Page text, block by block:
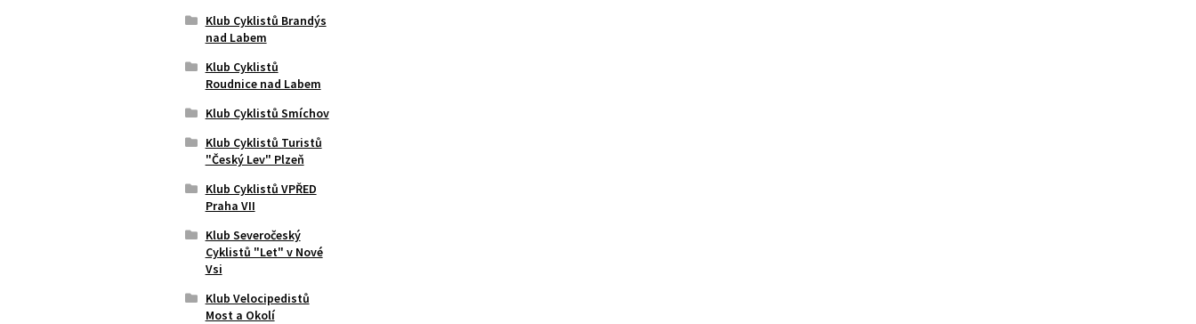
Klub Cyklistů Brandýs
nad Labem
Klub Cyklistů
Roudnice nad Labem
Klub Cyklistů Smíchov
Klub Cyklistů Turistů
"Český Lev" Plzeň
Klub Cyklistů VPŘED
Praha VII
Klub Severočeský
Cyklistů "Let" v Nové
Vsi
Klub Velocipedistů
Most a Okolí